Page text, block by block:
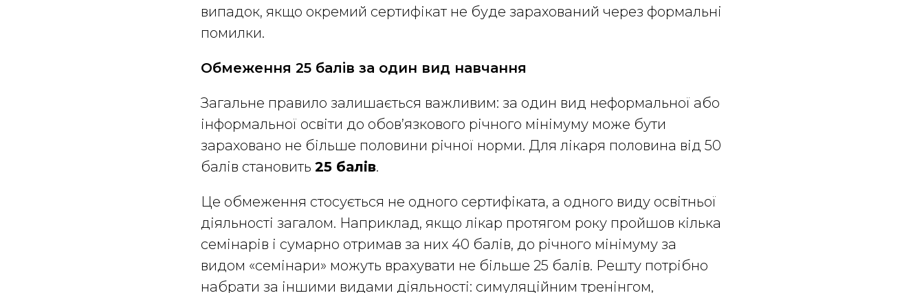
випадок, якщо окремий сертифікат не буде зарахований через формальні
помилки.
Обмеження 25 балів за один вид навчання
Загальне правило залишається важливим: за один вид неформальної або
інформальної освіти до обов’язкового річного мінімуму може бути
зараховано не більше половини річної норми. Для лікаря половина від 50
балів становить 25 балів.
Це обмеження стосується не одного сертифіката, а одного виду освітньої
діяльності загалом. Наприклад, якщо лікар протягом року пройшов кілька
семінарів і сумарно отримав за них 40 балів, до річного мінімуму за
видом «семінари» можуть врахувати не більше 25 балів. Решту потрібно
набрати за іншими видами діяльності: симуляційним тренінгом,